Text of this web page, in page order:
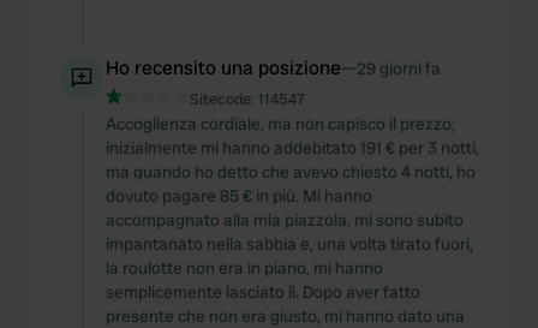
Ho recensito una posizione—29 giorni fa
Sitecode: 114547
Accoglienza cordiale, ma non capisco il prezzo;
inizialmente mi hanno addebitato 191 € per 3 notti,
ma quando ho detto che avevo chiesto 4 notti, ho
dovuto pagare 85 € in più. Mi hanno
accompagnato alla mia piazzola, mi sono subito
impantanato nella sabbia e, una volta tirato fuori,
la roulotte non era in piano, mi hanno
semplicemente lasciato lì. Dopo aver fatto
presente che non era giusto, mi hanno dato una